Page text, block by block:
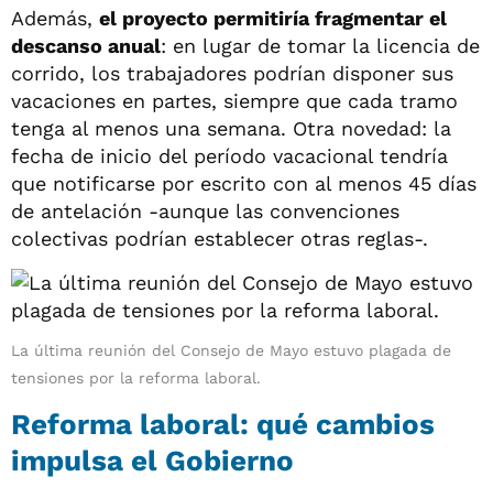
Además, el proyecto permitiría fragmentar el
descanso anual: en lugar de tomar la licencia de
corrido, los trabajadores podrían disponer sus
vacaciones en partes, siempre que cada tramo
tenga al menos una semana. Otra novedad: la
fecha de inicio del período vacacional tendría
que notificarse por escrito con al menos 45 días
de antelación -aunque las convenciones
colectivas podrían establecer otras reglas-.
La última reunión del Consejo de Mayo estuvo plagada de
tensiones por la reforma laboral.
Reforma laboral: qué cambios
impulsa el Gobierno